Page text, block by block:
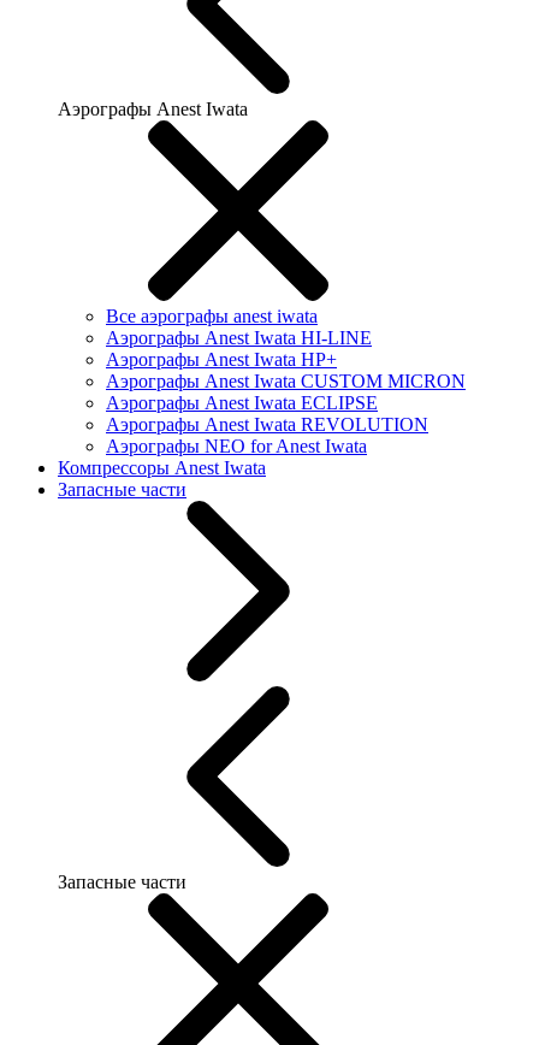
Аэрографы Anest Iwata
Все аэрографы anest iwata
Аэрографы Anest Iwata HI-LINE
Аэрографы Anest Iwata HP+
Аэрографы Anest Iwata CUSTOM MICRON
Аэрографы Anest Iwata ECLIPSE
Аэрографы Anest Iwata REVOLUTION
Аэрографы NEO for Anest Iwata
Компрессоры Anest Iwata
Запасные части
Запасные части